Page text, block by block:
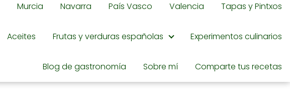
Murcia Navarra País Vasco Valencia Tapas y Pintxos
Aceites Frutas y verduras españolas Experimentos culinarios
Blog de gastronomía Sobre mí Comparte tus recetas